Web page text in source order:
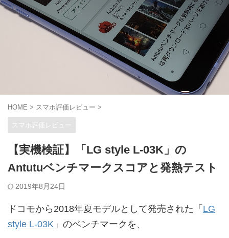
HOME > スマホ評価レビュー >
スマホ評価レビュー
【実機検証】「LG style L-03K」の
Antutuベンチマークスコアと発熱テスト
2019年8月24日
ドコモから2018年夏モデルとして発売された「 LG
style L-03K 」のベンチマークを、